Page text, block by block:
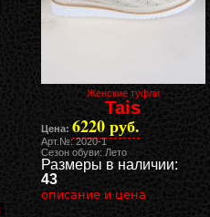
Женские туфли
Tais
Цена: 6220 руб.
Арт.№: 2020-1
Сезон обуви: Лето
Размеры в наличии:
43
описание и цена